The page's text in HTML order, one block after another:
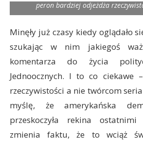
peron bardziej odjeżdża
Minęły już czasy kiedy oglądało
szukając w nim jakiegoś
komentarza do życia
Jednoocznych. I to co ciekawe
rzeczywistości a nie twórcom
myślę, że amerykańska
przeskoczyła rekina
zmienia faktu, że to wciąż